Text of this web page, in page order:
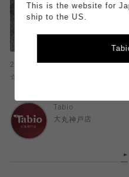
2026.04.09
☆キラキラ☆お花ソックス！
Tabio
大丸神戸店
This is the website for
ship to the US.